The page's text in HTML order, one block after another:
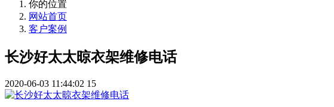
你的位置
网站首页
客户案例
长沙好太太晾衣架维修电话
2020-06-03 11:44:02 15